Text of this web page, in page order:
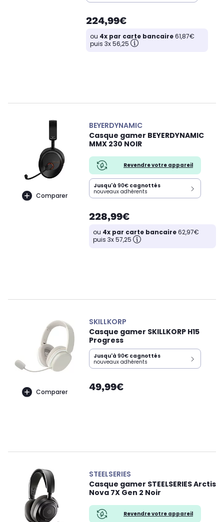
224,99€
ou 4x par carte bancaire61,87€
puis 3x 56,25
Comparer
BEYERDYNAMIC
Casque gamer BEYERDYNAMIC
MMX 230 NOIR
Revendre votre appareil
Jusqu'à 90€ cagnottés
nouveaux adhérents
228,99€
ou 4x par carte bancaire62,97€
puis 3x 57,25
Comparer
SKILLKORP
Casque gamer SKILLKORP H15
Progress
Jusqu'à 90€ cagnottés
nouveaux adhérents
49,99€
STEELSERIES
Casque gamer STEELSERIES Arctis
Nova 7X Gen 2 Noir
Revendre votre appareil